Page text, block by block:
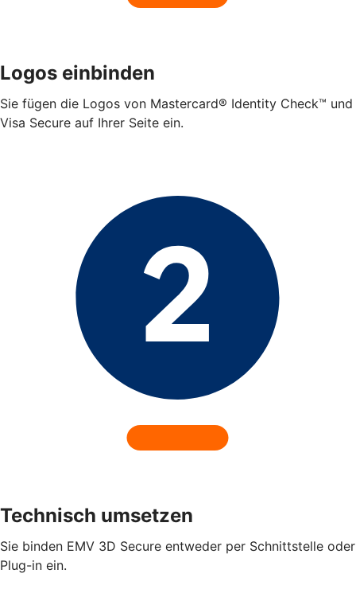
Logos einbinden
Sie fügen die Logos von Mastercard® Identity Check™ und
Visa Secure auf Ihrer Seite ein.
Technisch umsetzen
Sie binden EMV 3D Secure entweder per Schnittstelle oder
Plug-in ein.